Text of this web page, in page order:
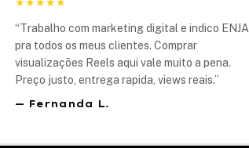
“Trabalho com marketing digital e indico ENJAI
pra todos os meus clientes. Comprar
visualizações Reels aqui vale muito a pena.
Preço justo, entrega rapida, views reais.”
— Fernanda L.